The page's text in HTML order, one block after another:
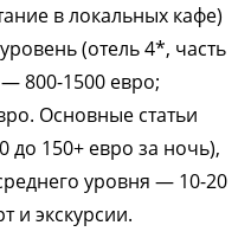
в локальных кафе)
(отель 4*, часть
— 800-1500 евро;
Основные статьи
до 150+ евро за ночь),
уровня — 10-20
и экскурсии.